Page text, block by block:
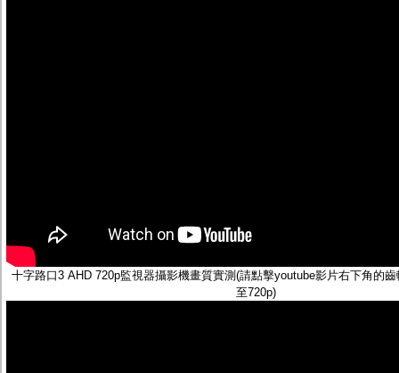
十字路口3 AHD 720p監視器攝影機畫質實測(請點擊youtube影片右下角的
至720p)